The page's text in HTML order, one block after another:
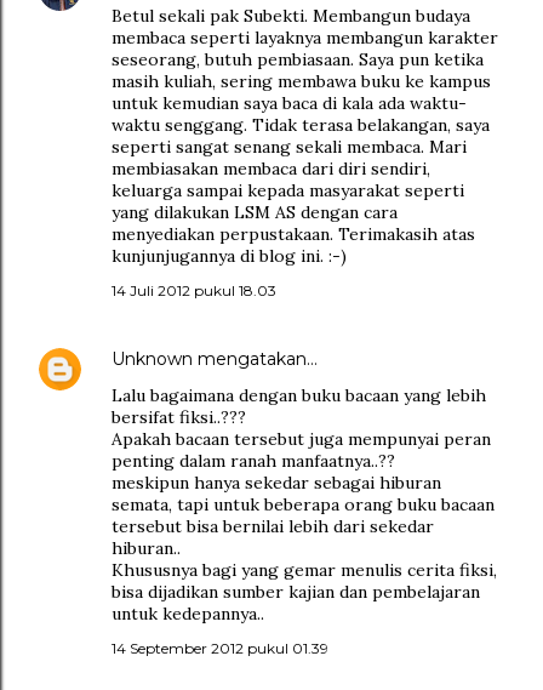
Betul sekali pak Subekti. Membangun budaya
membaca seperti layaknya membangun karakter
seseorang, butuh pembiasaan. Saya pun ketika
masih kuliah, sering membawa buku ke kampus
untuk kemudian saya baca di kala ada waktu-
waktu senggang. Tidak terasa belakangan, saya
seperti sangat senang sekali membaca. Mari
membiasakan membaca dari diri sendiri,
keluarga sampai kepada masyarakat seperti
yang dilakukan LSM AS dengan cara
menyediakan perpustakaan. Terimakasih atas
kunjunjugannya di blog ini. :-)
14 Juli 2012 pukul 18.03
Unknown mengatakan…
Lalu bagaimana dengan buku bacaan yang lebih
bersifat fiksi..???
Apakah bacaan tersebut juga mempunyai peran
penting dalam ranah manfaatnya..??
meskipun hanya sekedar sebagai hiburan
semata, tapi untuk beberapa orang buku bacaan
tersebut bisa bernilai lebih dari sekedar
hiburan..
Khususnya bagi yang gemar menulis cerita fiksi,
bisa dijadikan sumber kajian dan pembelajaran
untuk kedepannya..
14 September 2012 pukul 01.39